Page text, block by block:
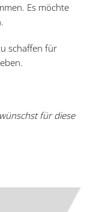
Es möchte
schaffen für
für diese